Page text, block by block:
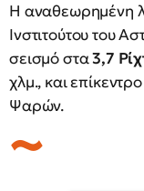
H αναθεωρημένη
Ινστιτούτου του
σεισμό στα3,7
χλμ., και
Ψαρών.